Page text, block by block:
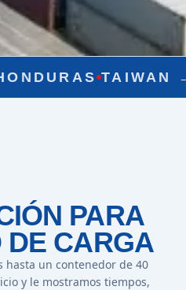
TAIWAN →
PARA
DE CARGA
hasta un contenedor de 40
y le mostramos tiempos,